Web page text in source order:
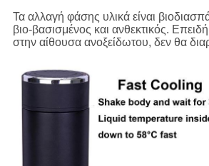
Τα αλλαγή φάσης υλικά είναι
βιο-βασισμένος και ανθεκτικός.
στην αίθουσα ανοξείδωτου, δεν θα